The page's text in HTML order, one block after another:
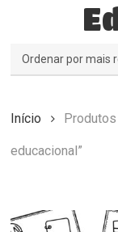
Início
educacional”